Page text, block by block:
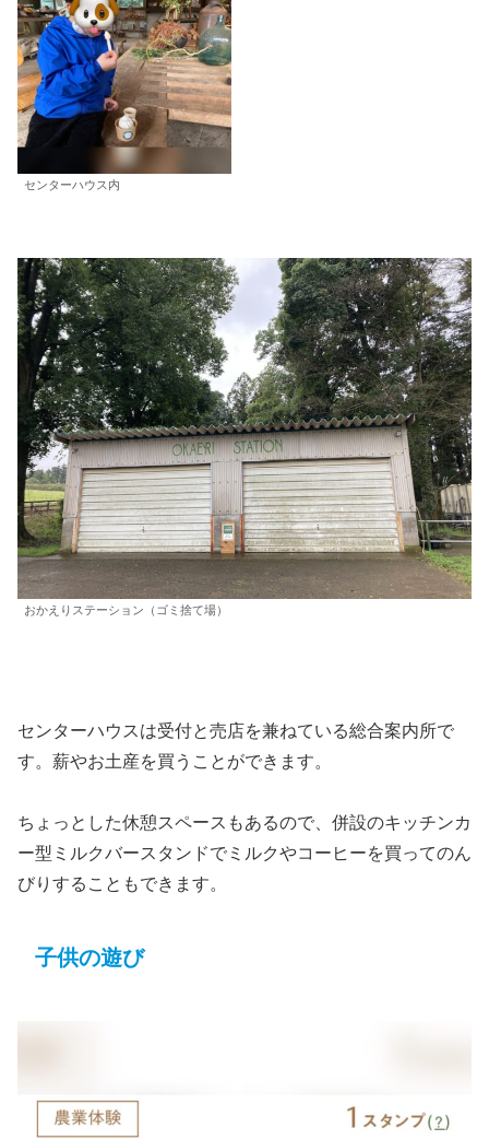
センターハウス内
おかえりステーション（ゴミ捨て場）
センターハウスは受付と売店を兼ねている総合案内所で
す。薪やお土産を買うことができます。
ちょっとした休憩スペースもあるので、併設のキッチンカ
ー型ミルクバースタンドでミルクやコーヒーを買ってのん
びりすることもできます。
子供の遊び